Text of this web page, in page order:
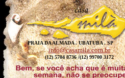
info@casamila.com.br
(12) 5704 8736 /(12) 99700 3172
PRAIA DA ALMADA . UBATUBA . SP